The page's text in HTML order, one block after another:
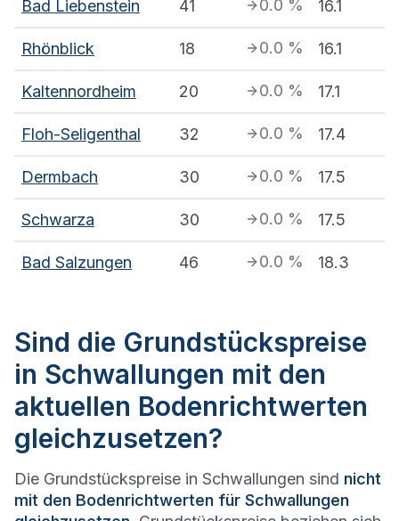
Bad Liebenstein 41 0.0 % 16.1
Rhönblick 18 0.0 % 16.1
Kaltennordheim 20 0.0 % 17.1
Floh-Seligenthal 32 0.0 % 17.4
Dermbach 30 0.0 % 17.5
Schwarza 30 0.0 % 17.5
Bad Salzungen 46 0.0 % 18.3
Sind die Grundstückspreise
in Schwallungen mit den
aktuellen Bodenrichtwerten
gleichzusetzen?
Die Grundstückspreise in Schwallungen sind nicht
mit den Bodenrichtwerten für Schwallungen